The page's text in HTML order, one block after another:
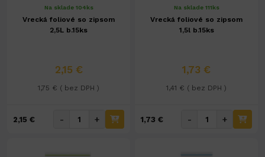
Na sklade 104ks
Vrecká foliové so zipsom
2,5L b.15ks
2,15 €
1,75 € ( bez DPH )
2,15 € - +
Na sklade 111ks
Vrecká foliové so zipsom
1,5l b.15ks
1,73 €
1,41 € ( bez DPH )
1,73 € - +